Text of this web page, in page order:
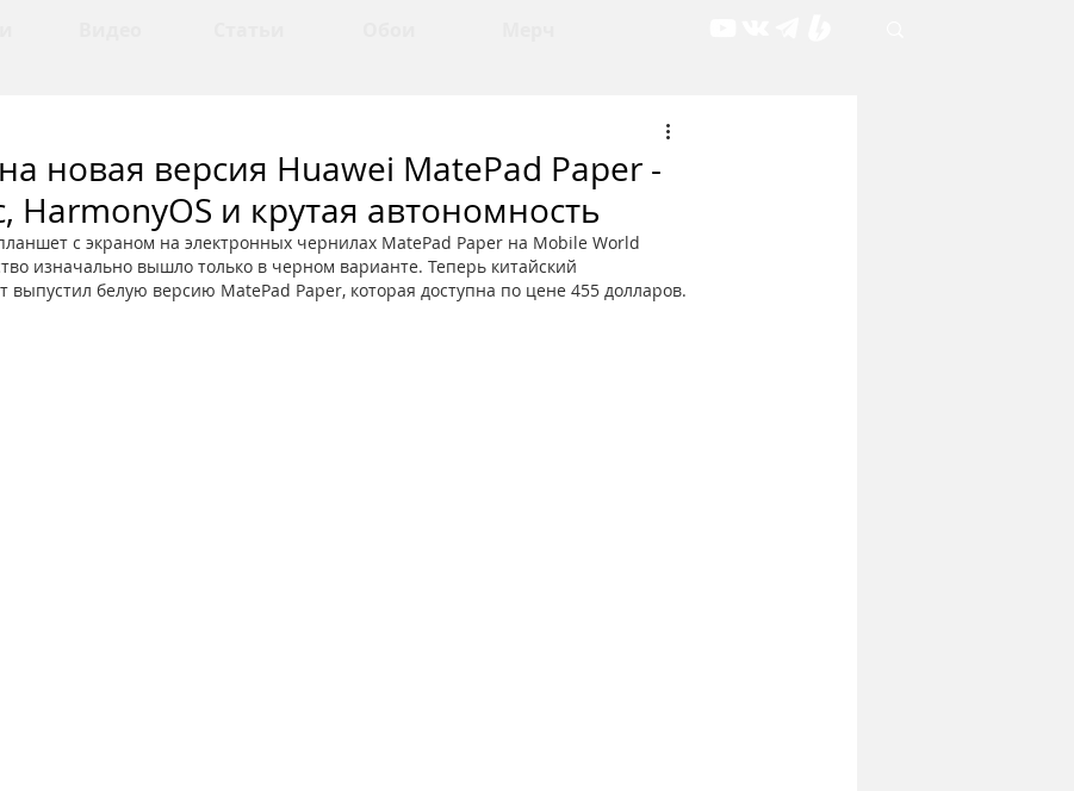
новая версия Huawei MatePad Paper -
HarmonyOS и крутая автономность
с экраном на электронных чернилах MatePad Paper на Mobile World
изначально вышло только в черном варианте. Теперь китайский
выпустил белую версию MatePad Paper, которая доступна по цене 455 долларов.